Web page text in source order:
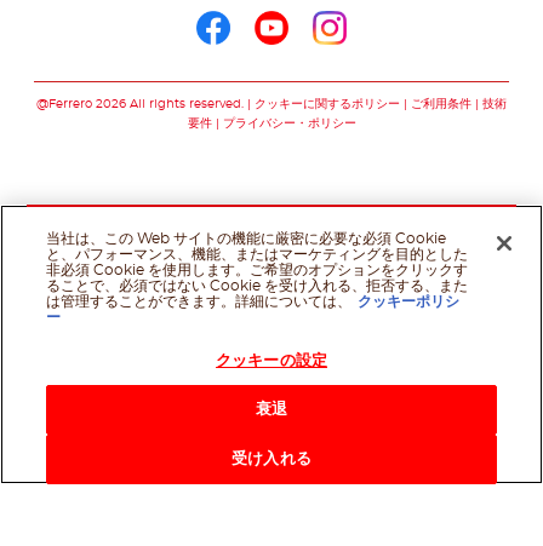
@Ferrero 2026 All rights reserved. クッキーに関するポリシー ご利用条件
技術
要件
プライバシー・ポリシー
当社は、この Web サイトの機能に厳密に必要な必須 Cookie
と、パフォーマンス、機能、またはマーケティングを目的とした
非必須 Cookie を使用します。ご希望のオプションをクリックす
ることで、必須ではない Cookie を受け入れる、拒否する、また
は管理することができます。詳細については、
クッキーポリシ
ー
クッキーの設定
衰退
受け入れる